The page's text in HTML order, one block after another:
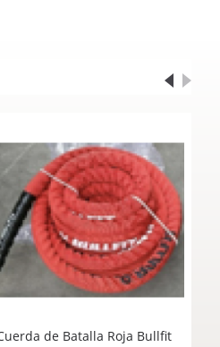
Aros Olímpicos de Madera Bullfit